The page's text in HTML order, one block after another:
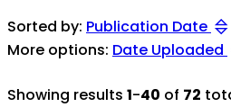
Sorted by: Publication Date
More options: Date Uploaded
Showing results 1-40 of 72